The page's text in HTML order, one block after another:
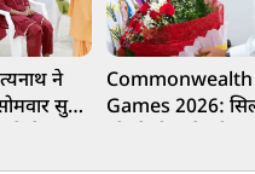
ने
सुबह
Commonwealth
Games 2026: